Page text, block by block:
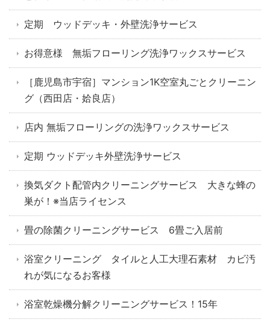
定期 ウッドデッキ・外壁洗浄サービス
お得意様 無垢フローリング洗浄ワックスサービス
［鹿児島市宇宿］マンション1K空室丸ごとクリーニン
グ（西田店・姶良店）
店内 無垢フローリングの洗浄ワックスサービス
定期 ウッドデッキ外壁洗浄サービス
換気ダクト配管内クリーニングサービス 大きな蜂の
巣が！※当店ライセンス
畳の除菌クリーニングサービス 6畳ご入居前
浴室クリーニング タイルと人工大理石素材 カビ汚
れが気になるお客様
浴室乾燥機分解クリーニングサービス！15年